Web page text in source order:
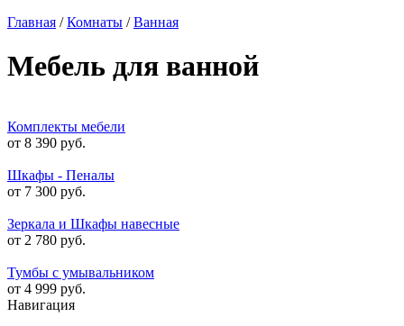
Главная /Комнаты /Ванная
Мебель для ванной
Комплекты мебели
от 8 390 руб.
Шкафы - Пеналы
от 7 300 руб.
Зеркала и Шкафы навесные
от 2 780 руб.
Тумбы с умывальником
от 4 999 руб.
Навигация